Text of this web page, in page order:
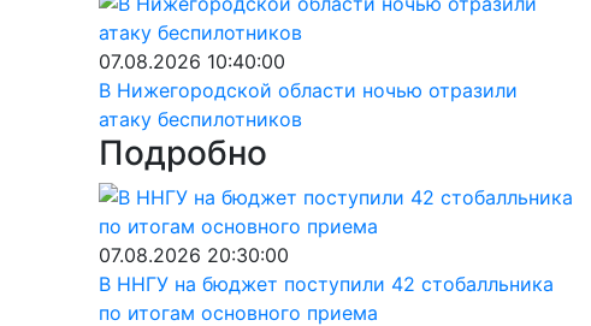
07.08.2026 10:40:00
В Нижегородской области ночью отразили
атаку беспилотников
Подробно
07.08.2026 20:30:00
В ННГУ на бюджет поступили 42 стобалльника
по итогам основного приема